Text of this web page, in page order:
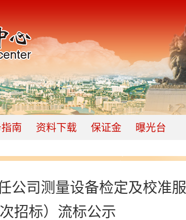
南 资料下载 保证金 曝光台
公司测量设备检定及校准服
招标）流标公示